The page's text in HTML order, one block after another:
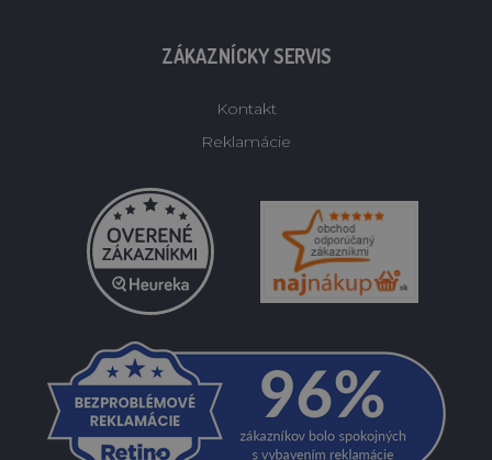
ZÁKAZNÍCKY SERVIS
Kontakt
Reklamácie